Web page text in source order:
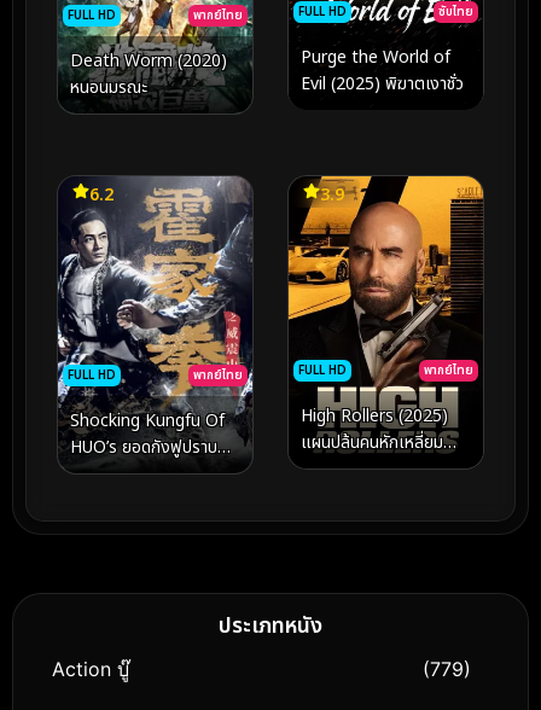
FULL HD พากย์ไทย
Death Worm (2020)
หนอนมรณะ
FULL HD ซับไทย
Purge the World of
Evil (2025) พิฆาตเงาชั่ว
FULL HD พากย์ไทย
6.2
Shocking Kungfu Of
HUO’s ยอดกังฟูปราบ
อธรรม (2026)
FULL HD พากย์ไทย
3.9
High Rollers (2025)
แผนปล้นคนหักเหลี่ยม
ทะลวงกาสิโนเดือด
ประเภทหนัง
Action บู๊ (779)